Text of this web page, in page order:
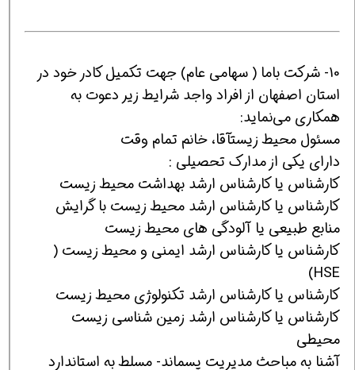
10- شرکت باما ( سهامی عام) جهت تکمیل کادر خود در
استان‌ اصفهان از افراد واجد شرایط زیر دعوت به
همکاری می‌نماید:
مسئول محیط زیستآقا، خانم تمام وقت
دارای یکی از مدارک تحصیلی :
کارشناس یا کارشناس ارشد بهداشت محیط زیست
کارشناس یا کارشناس ارشد محیط زیست با گرایش
منابع طبیعی یا آلودگی های محیط زیست
کارشناس یا کارشناس ارشد ایمنی و محیط زیست (
HSE)
کارشناس یا کارشناس ارشد تکنولوژی محیط زیست
کارشناس یا کارشناس ارشد زمین شناسی زیست
محیطی
آشنا به مباحث مدیریت پسماند- مسلط به استاندارد